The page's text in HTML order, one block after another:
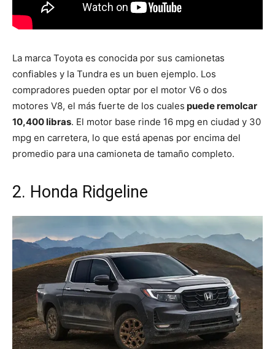
La marca Toyota es conocida por sus camionetas
confiables y la Tundra es un buen ejemplo. Los
compradores pueden optar por el motor V6 o dos
motores V8, el más fuerte de los cuales puede remolcar
10,400 libras. El motor base rinde 16 mpg en ciudad y 30
mpg en carretera, lo que está apenas por encima del
promedio para una camioneta de tamaño completo.
2. Honda Ridgeline